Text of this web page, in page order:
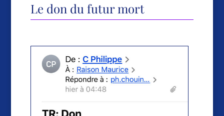
Le don du futur mort